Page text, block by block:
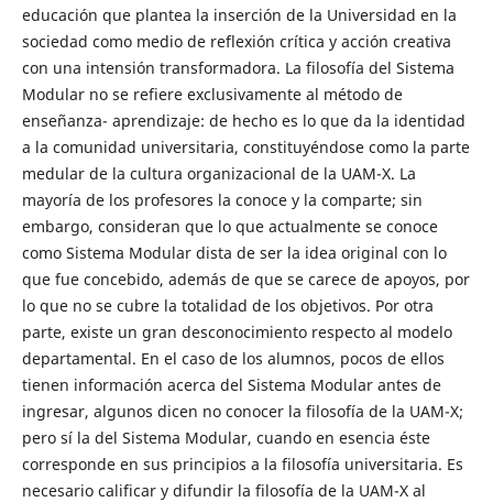
educación que plantea la inserción de la Universidad en la
sociedad como medio de reflexión crítica y acción creativa
con una intensión transformadora. La filosofía del Sistema
Modular no se refiere exclusivamente al método de
enseñanza- aprendizaje: de hecho es lo que da la identidad
a la comunidad universitaria, constituyéndose como la parte
medular de la cultura organizacional de la UAM-X. La
mayoría de los profesores la conoce y la comparte; sin
embargo, consideran que lo que actualmente se conoce
como Sistema Modular dista de ser la idea original con lo
que fue concebido, además de que se carece de apoyos, por
lo que no se cubre la totalidad de los objetivos. Por otra
parte, existe un gran desconocimiento respecto al modelo
departamental. En el caso de los alumnos, pocos de ellos
tienen información acerca del Sistema Modular antes de
ingresar, algunos dicen no conocer la filosofía de la UAM-X;
pero sí la del Sistema Modular, cuando en esencia éste
corresponde en sus principios a la filosofía universitaria. Es
necesario calificar y difundir la filosofía de la UAM-X al